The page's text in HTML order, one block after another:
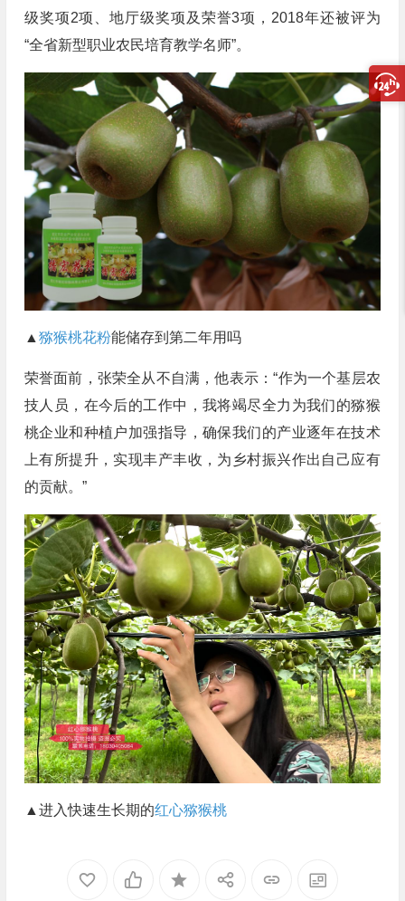
级奖项2项、地厅级奖项及荣誉3项，2018年还被评为
“全省新型职业农民培育教学名师”。
▲ 猕猴桃花粉能储存到第二年用吗
荣誉面前，张荣全从不自满，他表示：“作为一个基层农
技人员，在今后的工作中，我将竭尽全力为我们的猕猴
桃企业和种植户加强指导，确保我们的产业逐年在技术
上有所提升，实现丰产丰收，为乡村振兴作出自己应有
的贡献。”
▲进入快速生长期的红心猕猴桃